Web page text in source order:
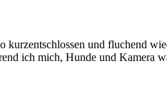
und fluchend
ich mich, Hunde und Kamera